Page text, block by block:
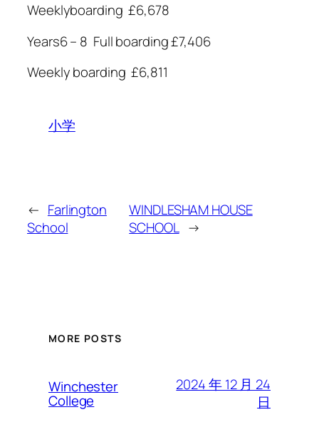
Weeklyboarding £6,678
Years6 – 8 Full boarding £7,406
Weekly boarding £6,811
小学
← Farlington
School
WINDLESHAM HOUSE
SCHOOL →
MORE POSTS
Winchester
College
2024 年 12 月 24
日